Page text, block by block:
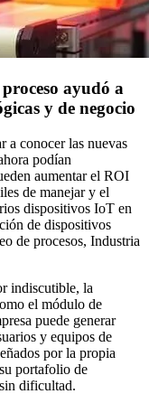
ayudó a
y de negocio
a conocer las nuevas
podían
aumentar el ROI
de manejar y el
dispositivos IoT en
de dispositivos
de procesos, Industria
indiscutible, la
el módulo de
puede generar
y equipos de
por la propia
portafolio de
dificultad.